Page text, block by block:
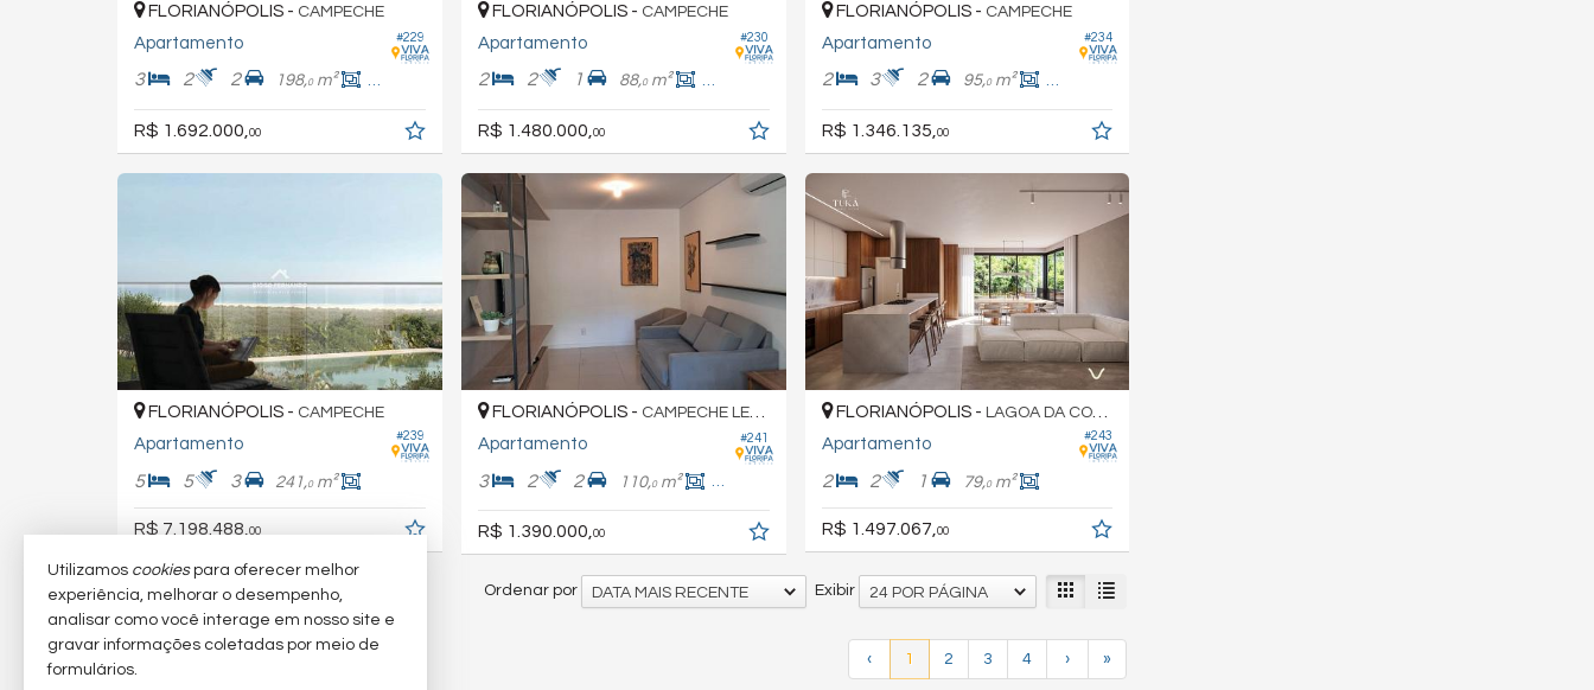
#229
FLORIANÓPOLIS - CAMPECHE
Apartamento
3 2 2 198,0m² 157,
R$ 1.692.000,00
#230
FLORIANÓPOLIS - CAMPECHE
Apartamento
2 2 1 88,0m² 72,
R$ 1.480.000,00
#234
FLORIANÓPOLIS - CAMPECHE
Apartamento
2 3 2 95,0m² 77,
R$ 1.346.135,00
#239
FLORIANÓPOLIS - CAMPECHE
Apartamento
5 5 3 241,0m²
R$ 7.198.488,00
#241
FLORIANÓPOLIS - CAMPECHE LESTE
Apartamento
3 2 2 110,0m² 87,
R$ 1.390.000,00
#243
FLORIANÓPOLIS - LAGOA DA CONCEIÇÃO
Apartamento
2 2 1 79,0m²
R$ 1.497.067,00
121imóveis encontrados Exibir 24 POR PÁGINA
Ordenar por DATA MAIS RECENTE
‹ 1 2 3 4 › »
Utilizamos cookiespara oferecer melhor
experiência, melhorar o desempenho,
analisar como você interage em nosso site e
gravar informações coletadas por meio de
formulários.